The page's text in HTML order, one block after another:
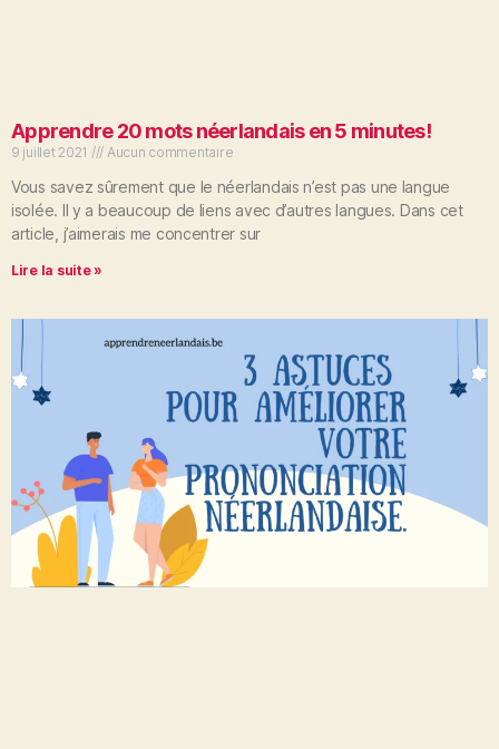
Apprendre 20 mots néerlandais en 5 minutes!
9 juillet 2021 Aucun commentaire
Vous savez sûrement que le néerlandais n’est pas une langue
isolée. Il y a beaucoup de liens avec d’autres langues. Dans cet
article, j’aimerais me concentrer sur
Lire la suite »